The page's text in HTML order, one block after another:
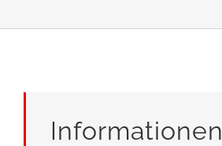
Informationen